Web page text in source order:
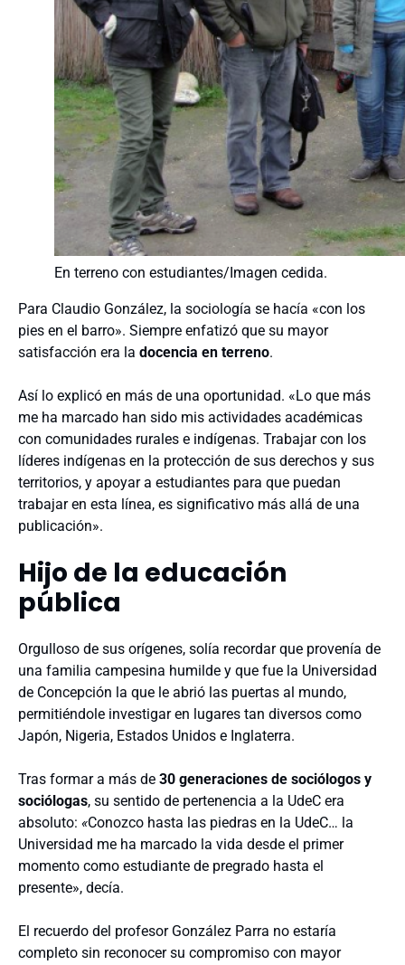
En terreno con estudiantes/Imagen cedida.
Para Claudio González, la sociología se hacía «con los
pies en el barro». Siempre enfatizó que su mayor
satisfacción era la docencia en terreno.
Así lo explicó en más de una oportunidad. «Lo que más
me ha marcado han sido mis actividades académicas
con comunidades rurales e indígenas. Trabajar con los
líderes indígenas en la protección de sus derechos y sus
territorios, y apoyar a estudiantes para que puedan
trabajar en esta línea, es significativo más allá de una
publicación».
Hijo de la educación
pública
Orgulloso de sus orígenes, solía recordar que provenía de
una familia campesina humilde y que fue la Universidad
de Concepción la que le abrió las puertas al mundo,
permitiéndole investigar en lugares tan diversos como
Japón, Nigeria, Estados Unidos e Inglaterra.
Tras formar a más de 30 generaciones de sociólogos y
sociólogas, su sentido de pertenencia a la UdeC era
absoluto: «Conozco hasta las piedras en la UdeC… la
Universidad me ha marcado la vida desde el primer
momento como estudiante de pregrado hasta el
presente», decía.
El recuerdo del profesor González Parra no estaría
completo sin reconocer su compromiso con mayor